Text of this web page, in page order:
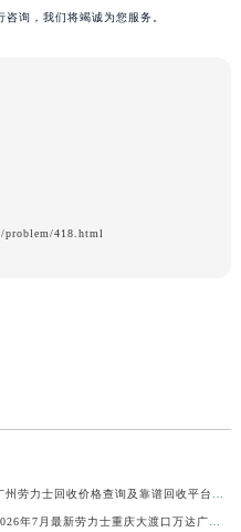
询，我们将竭诚为您服务。
418.html